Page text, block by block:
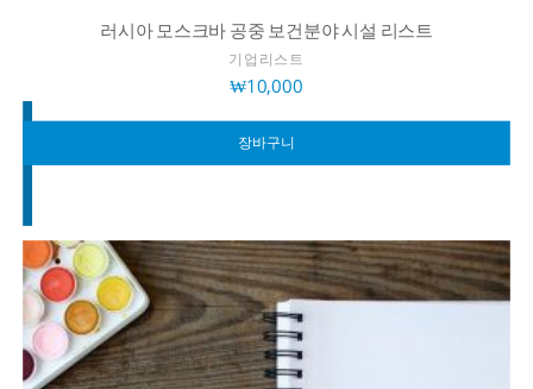
러시아 모스크바 공중 보건분야 시설 리스트
기업리스트
₩10,000
장바구니